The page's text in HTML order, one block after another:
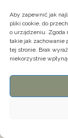
Aby zapewnić jak
pliki cookie, do
o urządzeniu. Zgoda
takie jak zachowanie
tej stronie. Brak
niekorzystnie